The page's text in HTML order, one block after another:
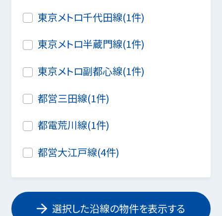
東京メトロ千代田線(1件)
東京メトロ半蔵門線(1件)
東京メトロ副都心線(1件)
都営三田線(1件)
都電荒川線(1件)
都営大江戸線(4件)
選択した沿線の物件を表示する